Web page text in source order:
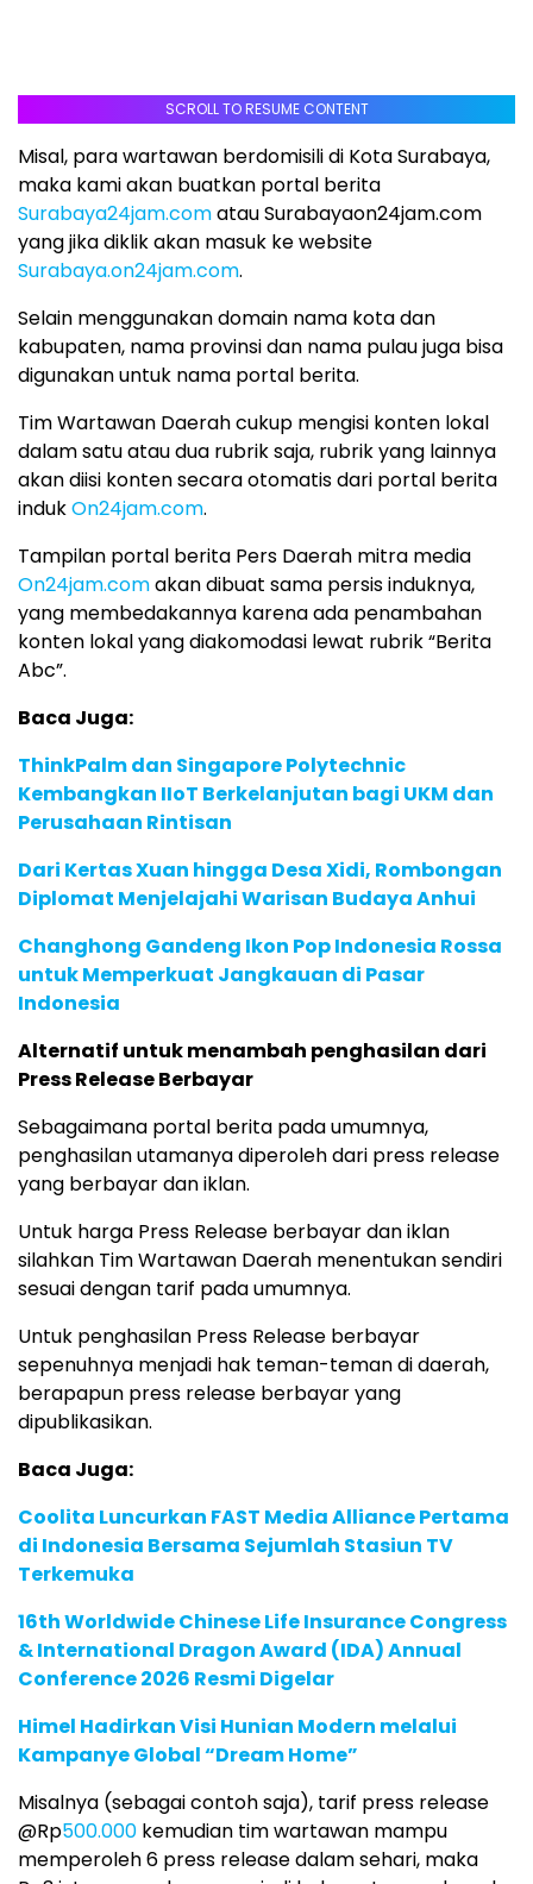
SCROLL TO RESUME CONTENT
Misal, para wartawan berdomisili di Kota Surabaya,
maka kami akan buatkan portal berita
Surabaya24jam.comatau Surabayaon24jam.com
yang jika diklik akan masuk ke website
Surabaya.on24jam.com.
Selain menggunakan domain nama kota dan
kabupaten, nama provinsi dan nama pulau juga bisa
digunakan untuk nama portal berita.
Tim Wartawan Daerah cukup mengisi konten lokal
dalam satu atau dua rubrik saja, rubrik yang lainnya
akan diisi konten secara otomatis dari portal berita
indukOn24jam.com.
Tampilan portal berita Pers Daerah mitra media
On24jam.comakan dibuat sama persis induknya,
yang membedakannya karena ada penambahan
konten lokal yang diakomodasi lewat rubrik “Berita
Abc”.
Baca Juga:
ThinkPalm dan Singapore Polytechnic
Kembangkan IIoT Berkelanjutan bagi UKM dan
Perusahaan Rintisan
Dari Kertas Xuan hingga Desa Xidi, Rombongan
Diplomat Menjelajahi Warisan Budaya Anhui
Changhong Gandeng Ikon Pop Indonesia Rossa
untuk Memperkuat Jangkauan di Pasar
Indonesia
Alternatif untuk menambah penghasilan dari
Press Release Berbayar
Sebagaimana portal berita pada umumnya,
penghasilan utamanya diperoleh dari press release
yang berbayar dan iklan.
Untuk harga Press Release berbayar dan iklan
silahkan Tim Wartawan Daerah menentukan sendiri
sesuai dengan tarif pada umumnya.
Untuk penghasilan Press Release berbayar
sepenuhnya menjadi hak teman-teman di daerah,
berapapun press release berbayar yang
dipublikasikan.
Baca Juga:
Coolita Luncurkan FAST Media Alliance Pertama
di Indonesia Bersama Sejumlah Stasiun TV
Terkemuka
16th Worldwide Chinese Life Insurance Congress
& International Dragon Award (IDA) Annual
Conference 2026 Resmi Digelar
Himel Hadirkan Visi Hunian Modern melalui
Kampanye Global “Dream Home”
Misalnya (sebagai contoh saja), tarif press release
@Rp500.000 kemudian tim wartawan mampu
memperoleh 6 press release dalam sehari, maka